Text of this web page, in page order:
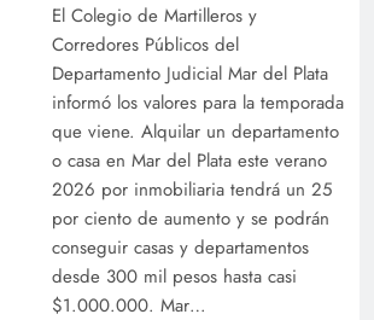
El Colegio de Martilleros y
Corredores Públicos del
Departamento Judicial Mar del Plata
informó los valores para la temporada
que viene. Alquilar un departamento
o casa en Mar del Plata este verano
2026 por inmobiliaria tendrá un 25
por ciento de aumento y se podrán
conseguir casas y departamentos
desde 300 mil pesos hasta casi
$1.000.000. Mar…